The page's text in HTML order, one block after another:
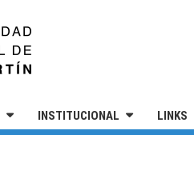
INSTITUCIONAL LINKS